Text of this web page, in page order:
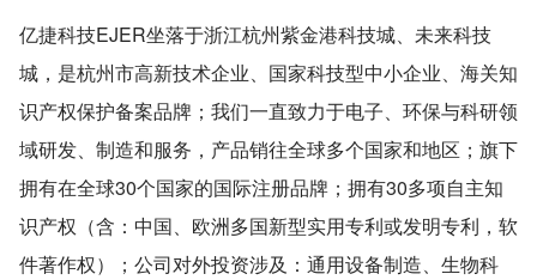
亿捷科技EJER坐落于浙江杭州紫金港科技城、未来科技
城，是杭州市高新技术企业、国家科技型中小企业、海关知
识产权保护备案品牌；我们一直致力于电子、环保与科研领
域研发、制造和服务，产品销往全球多个国家和地区；旗下
拥有在全球30个国家的国际注册品牌；拥有30多项自主知
识产权（含：中国、欧洲多国新型实用专利或发明专利，软
件著作权）；公司对外投资涉及：通用设备制造、生物科